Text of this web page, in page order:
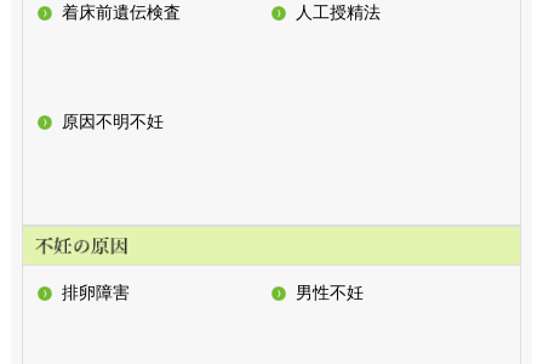
着床前遺伝検査 人工授精法
原因不明不妊
排卵障害 男性不妊